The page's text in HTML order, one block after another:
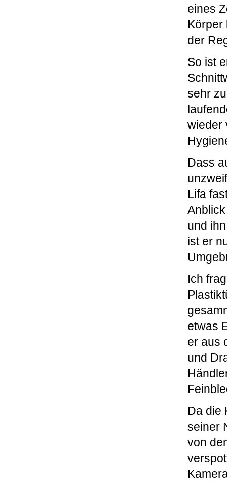
eines
Körper
der
So ist
sehr
wieder
Dass
Lifa
und
ist er
Ich
etwas
er aus
und
Da die
seiner
von